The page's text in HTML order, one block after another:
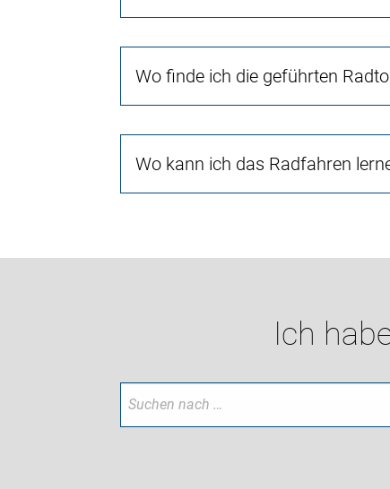
Wo finde ich die geführten
Wo kann ich das Radfahren
Ich